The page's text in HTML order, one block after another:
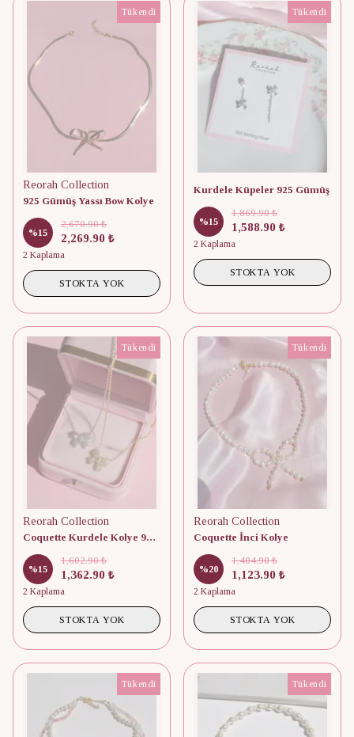
Tükendi
Reorah Collection
925 Gümüş Yassı Bow Kolye
%15
2,670.90 ₺
2,269.90 ₺
2 Kaplama
STOKTA YOK
Tükendi
Kurdele Küpeler 925 Gümüş
%15
1,869.90 ₺
1,588.90 ₺
2 Kaplama
STOKTA YOK
Tükendi
Reorah Collection
Coquette Kurdele Kolye 925 Ayar Gümüş
%15
1,602.90 ₺
1,362.90 ₺
2 Kaplama
STOKTA YOK
Tükendi
Reorah Collection
Coquette İnci Kolye
%20
1,404.90 ₺
1,123.90 ₺
2 Kaplama
STOKTA YOK
Tükendi Tükendi